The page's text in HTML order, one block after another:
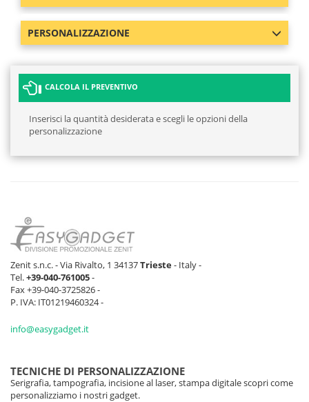
PERSONALIZZAZIONE
CALCOLA IL PREVENTIVO
Inserisci la quantità desiderata e scegli le opzioni della
personalizzazione
Zenit s.n.c. - Via Rivalto, 1 34137Trieste- Italy -
Tel.+39-040-761005-
Fax +39-040-3725826 -
P. IVA: IT01219460324 -
info@easygadget.it
TECNICHE DI PERSONALIZZAZIONE
Serigrafia, tampografia, incisione al laser, stampa digitale scopri come
personalizziamo i nostri gadget.